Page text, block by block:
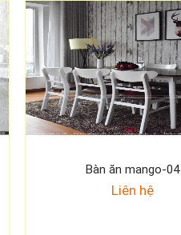
Bàn ăn mango-04
Liên hệ